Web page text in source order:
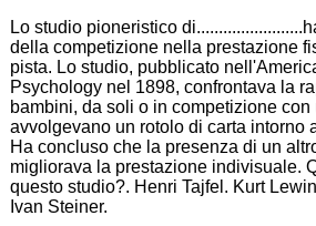
Lo studio pioneristico
della competizione nella prestazione
pista. Lo studio, pubblicato
Psychology nel 1898, confrontava la
bambini, da soli o in competizione con
avvolgevano un rotolo di carta intorno
Ha concluso che la presenza di un
migliorava la prestazione indivisuale.
questo studio?. Henri Tajfel. Kurt
Ivan Steiner.